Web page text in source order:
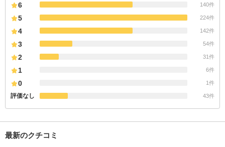
6 140件
5 224件
4 142件
3 54件
2 31件
1 6件
0 1件
評価なし 43件
最新のクチコミ